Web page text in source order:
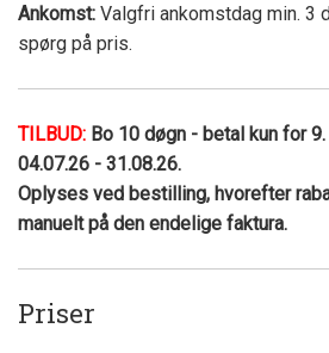
Ankomst: Valgfri ankomstdag min. 3
spørg på pris.
TILBUD: Bo 10 døgn - betal kun for
04.07.26 - 31.08.26.
Oplyses ved bestilling, hvorefter
manuelt på den endelige faktura.
Priser